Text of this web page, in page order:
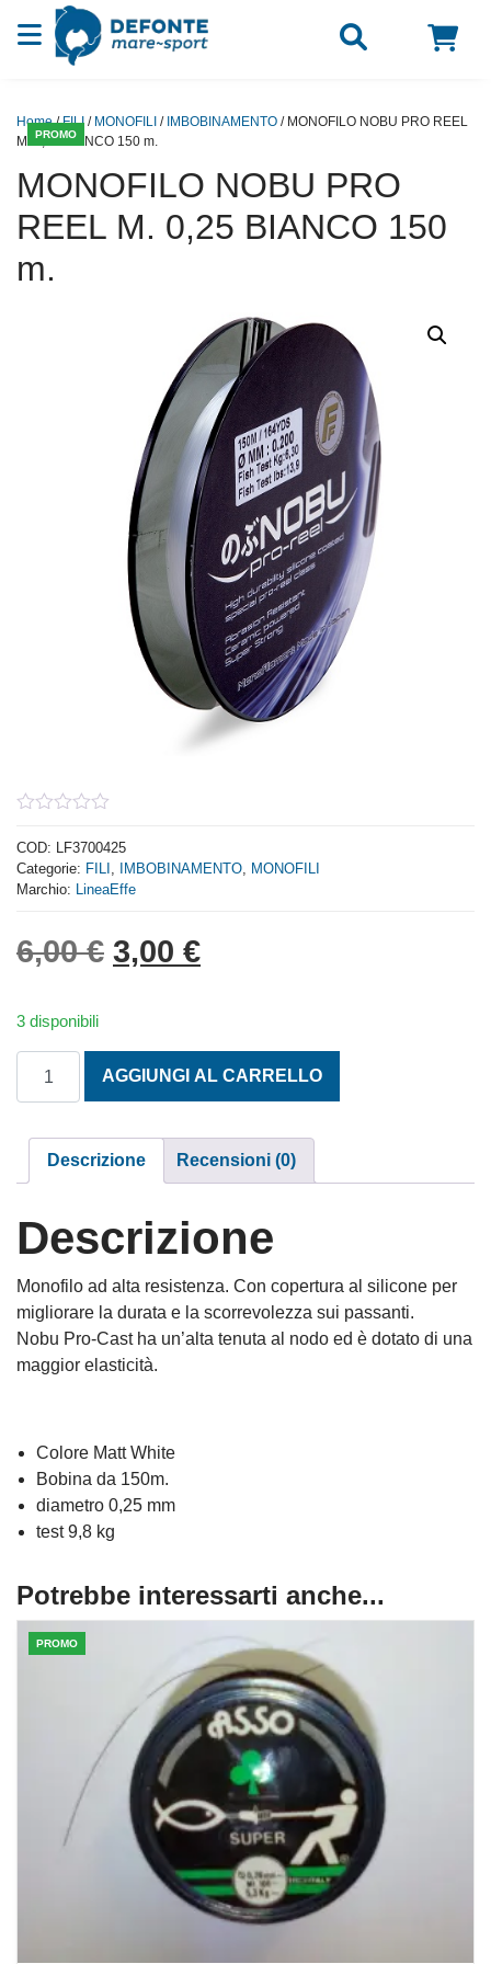
Vai al contenuto
PROMO
Home/FILI / MONOFILI / IMBOBINAMENTO / MONOFILO NOBU PRO REEL
M. 0,25 BIANCO 150 m.
MONOFILO NOBU PRO
REEL M. 0,25 BIANCO 150
m.
out
of
5
COD: LF3700425
Categorie: FILI , IMBOBINAMENTO, MONOFILI
Marchio: LineaEffe
6,00€ Il prezzo originale era:
3,00 €Il prezzo attuale è:
3 disponibili
AGGIUNGI AL CARRELLO
Descrizione Recensioni (0)
Descrizione
Monofilo ad alta resistenza. Con copertura al silicone per
migliorare la durata e la scorrevolezza sui passanti.
Nobu Pro-Cast ha un’alta tenuta al nodo ed è dotato di una
maggior elasticità.
Colore Matt White
Bobina da 150m.
diametro 0,25 mm
test 9,8 kg
Potrebbe interessarti anche...
PROMO